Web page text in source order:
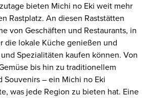
bieten Michi no Eki weit mehr
Rastplatz. An diesen Raststätten
von Geschäften und Restaurants, in
die lokale Küche genießen und
Spezialitäten kaufen können. Von
bis hin zu traditionellem
Souvenirs – ein Michi no Eki
was jede Region zu bieten hat. Eine